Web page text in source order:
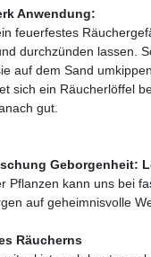
Anwendung:
feuerfestes
durchzünden lassen.
auf dem Sand
sich ein Räucherlöffel
gut.
Geborgenheit:
Pflanzen kann uns bei
auf geheimnisvolle
Räucherns